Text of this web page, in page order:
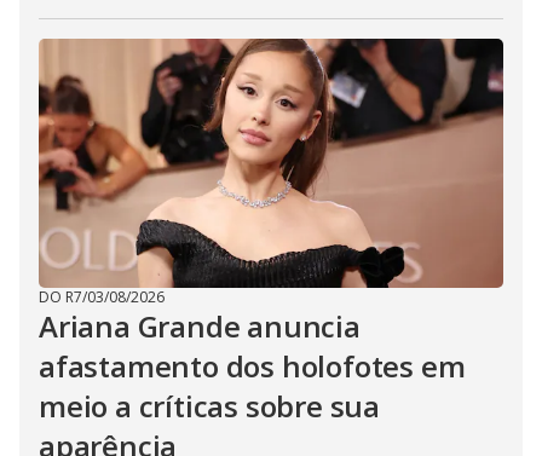
DO R7/03/08/2026
Ariana Grande anuncia
afastamento dos holofotes em
meio a críticas sobre sua
aparência